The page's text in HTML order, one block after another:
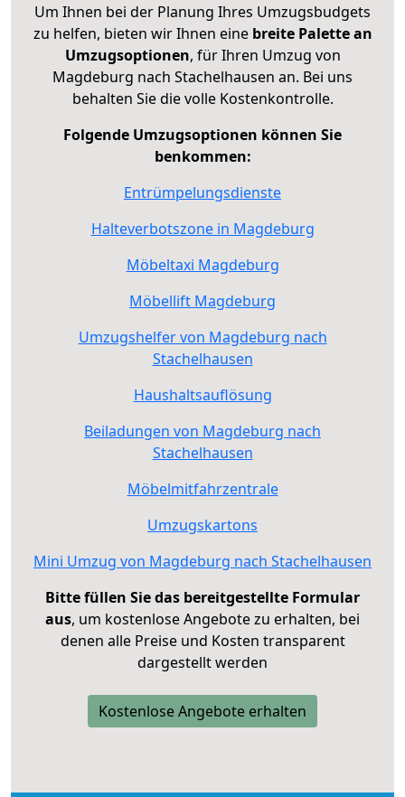
Um Ihnen bei der Planung Ihres Umzugsbudgets
zu helfen, bieten wir Ihnen eine breite Palette an
Umzugsoptionen, für Ihren Umzug von
Magdeburg nach Stachelhausen an. Bei uns
behalten Sie die volle Kostenkontrolle.
Folgende Umzugsoptionen können Sie
benkommen:
Entrümpelungsdienste
Halteverbotszone in Magdeburg
Möbeltaxi Magdeburg
Möbellift Magdeburg
Umzugshelfer von Magdeburg nach
Stachelhausen
Haushaltsauflösung
Beiladungen von Magdeburg nach
Stachelhausen
Möbelmitfahrzentrale
Umzugskartons
Mini Umzug von Magdeburg nach Stachelhausen
Bitte füllen Sie das bereitgestellte Formular
aus, um kostenlose Angebote zu erhalten, bei
denen alle Preise und Kosten transparent
dargestellt werden
Kostenlose Angebote erhalten